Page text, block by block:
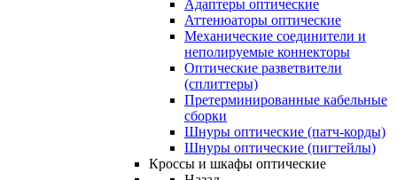
Адаптеры оптические
Аттенюаторы оптические
Механические соединители и
неполируемые коннекторы
Оптические разветвители
(сплиттеры)
Претерминированные кабельные
сборки
Шнуры оптические (патч-корды)
Шнуры оптические (пигтейлы)
Кроссы и шкафы оптические